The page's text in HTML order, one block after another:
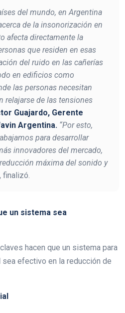
del mundo, en Argentina
de la insonorización en
afecta directamente la
que residen en esas
del ruido en las cañerías
en edificios como
las personas necesitan
relajarse de las tensiones
Guajardo, Gerente
Argentina. “Por esto,
para desarrollar
innovadores del mercado,
máxima del sonido y
, finalizó.
un sistema sea
hacen que un sistema para
efectivo en la reducción de